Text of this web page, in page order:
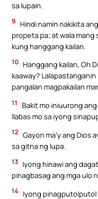
sa lupain.
9
Hindi namin nakikita
propeta pa; at wala mang
kung hanggang kailan.
10 Hanggang kailan, Oh
kaaway?
pangalan magpakailan
11
Bakit mo iniuurong
Ilabas mo sa iyong
12 Gayon ma’y ang Dios
sa gitna ng lupa.
13 Iyong hinawi ang
pinagbasag ang mga ulo
14 Iyong pinagputolputol